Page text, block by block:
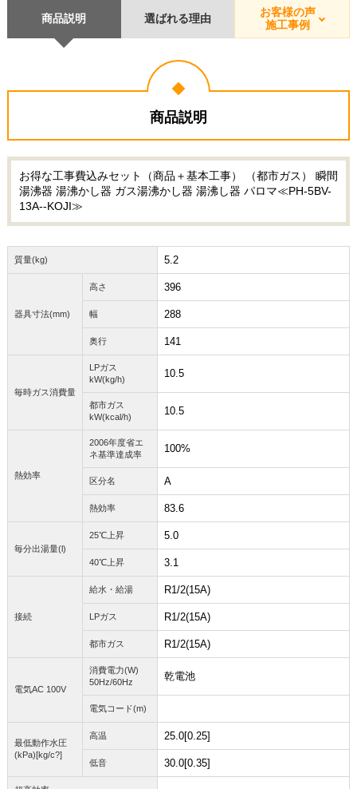
商品説明 選ばれる理由
お客様の声
施工事例
商品説明
お得な工事費込みセット（商品＋基本工事） （都市ガス） 瞬間
湯沸器 湯沸かし器 ガス湯沸かし器 湯沸し器 パロマ≪PH-5BV-
13A--KOJI≫
質量(kg) 5.2
器具寸法(mm)
高さ 396
幅 288
奥行 141
毎時ガス消費量
LPガス
kW(kg/h)
10.5
都市ガス
kW(kcal/h)
10.5
熱効率
2006年度省エ
ネ基準達成率
100%
区分名 A
熱効率 83.6
毎分出湯量(l)
25℃上昇 5.0
40℃上昇 3.1
接続
給水・給湯 R1/2(15A)
LPガス R1/2(15A)
都市ガス R1/2(15A)
電気AC 100V
消費電力(W)
50Hz/60Hz
乾電池
電気コード(m)
最低動作水圧
(kPa)[kg/c?]
高温 25.0[0.25]
低音 30.0[0.35]